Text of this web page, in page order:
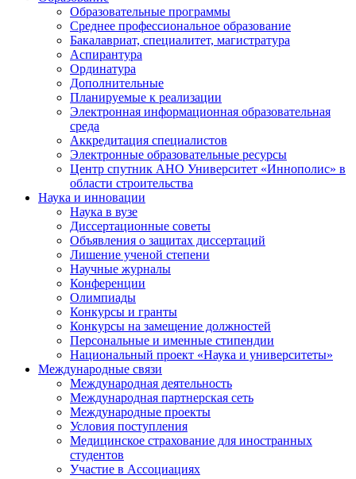
Образовательные программы
Среднее профессиональное образование
Бакалавриат, специалитет, магистратура
Аспирантура
Ординатура
Дополнительные
Планируемые к реализации
Электронная информационная образовательная
среда
Аккредитация специалистов
Электронные образовательные ресурсы
Центр спутник АНО Университет «Иннополис» в
области строительства
Наука и инновации
Наука в вузе
Диссертационные советы
Объявления о защитах диссертаций
Лишение ученой степени
Научные журналы
Конференции
Олимпиады
Конкурсы и гранты
Конкурсы на замещение должностей
Персональные и именные стипендии
Национальный проект «Наука и университеты»
Международные связи
Международная деятельность
Международная партнерская сеть
Международные проекты
Условия поступления
Медицинское страхование для иностранных
студентов
Участие в Ассоциациях